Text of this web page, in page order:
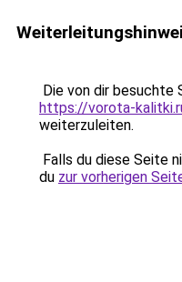
Die von dir besuchte
https://vorota-
weiterzuleiten.
Falls du diese Seite
du zur vorherigen